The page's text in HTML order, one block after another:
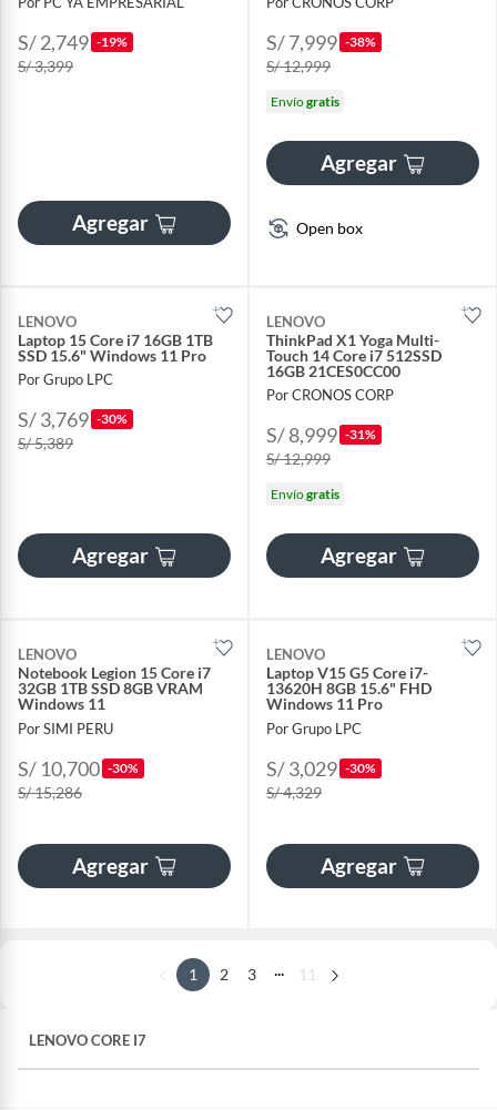
S/ 2,749 -19%
S/ 3,399
Agregar
S/ 7,999 -38%
S/ 12,999
Envíogratis
Agregar
Open box
LENOVO
Laptop 15 Core i7 16GB 1TB
SSD 15.6" Windows 11 Pro
Por Grupo LPC
S/ 3,769 -30%
S/ 5,389
Agregar
LENOVO
ThinkPad X1 Yoga Multi-
Touch 14 Core i7 512SSD
16GB 21CES0CC00
Por CRONOS CORP
S/ 8,999 -31%
S/ 12,999
Envíogratis
Agregar
LENOVO
Notebook Legion 15 Core i7
32GB 1TB SSD 8GB VRAM
Windows 11
Por SIMI PERU
S/ 10,700 -30%
S/ 15,286
Agregar
LENOVO
Laptop V15 G5 Core i7-
13620H 8GB 15.6" FHD
Windows 11 Pro
Por Grupo LPC
S/ 3,029 -30%
S/ 4,329
Agregar
1 2 3 ... 11
LENOVO CORE I7